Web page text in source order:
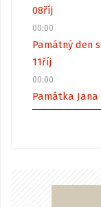
08říj
00:00
Památný den
11říj
00:00
Památka Jana